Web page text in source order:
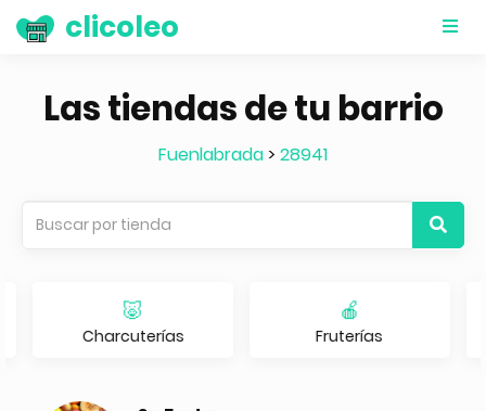
clicoleo
Las tiendas de tu barrio
Fuenlabrada> 28941
🐷
Charcuterías
🍎
Fruterías